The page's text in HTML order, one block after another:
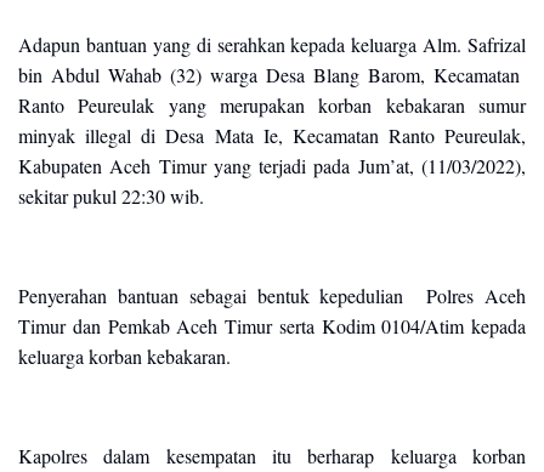
Adapun bantuan yang di serahkan kepada keluarga Alm. Safrizal
bin Abdul Wahab (32) warga Desa Blang Barom, Kecamatan
Ranto Peureulak yang merupakan korban kebakaran sumur
minyak illegal di Desa Mata Ie, Kecamatan Ranto Peureulak,
Kabupaten Aceh Timur yang terjadi pada Jum’at, (11/03/2022),
sekitar pukul 22:30 wib.
Penyerahan bantuan sebagai bentuk kepedulian Polres Aceh
Timur dan Pemkab Aceh Timur serta Kodim 0104/Atim kepada
keluarga korban kebakaran.
Kapolres dalam kesempatan itu berharap keluarga korban